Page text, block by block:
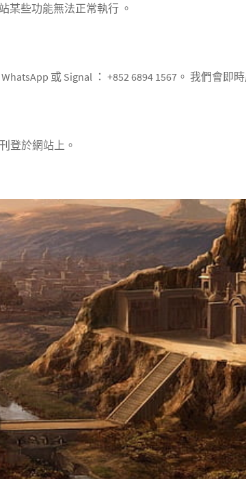
某些功能無法正常執行 。
或 Signal ： +852 6894 1567。 我們會即時
登於網站上。